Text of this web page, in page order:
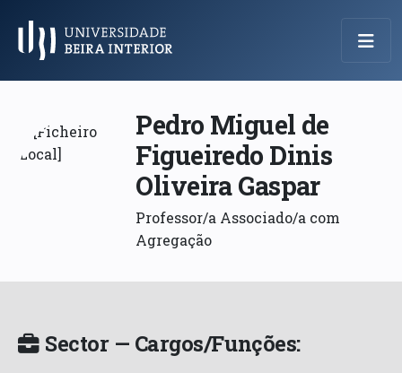
Menu Principal
Pedro Miguel de
Figueiredo Dinis
Oliveira Gaspar
Professor/a Associado/a com
Agregação
Sector — Cargos/Funções: